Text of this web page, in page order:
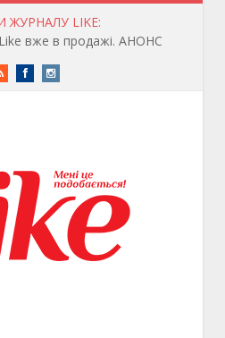
LIKE:
вже в продажі. АНОНС
RSS FacebookInstagram